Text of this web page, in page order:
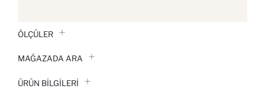
ÖLÇÜLER
MAĞAZADA ARA
ÜRÜN BILGILERI